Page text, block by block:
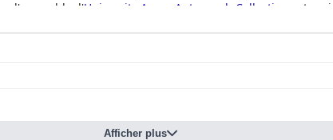
l'ensemble, l'University Arms, Autograph Collection
est un
Afficher plus